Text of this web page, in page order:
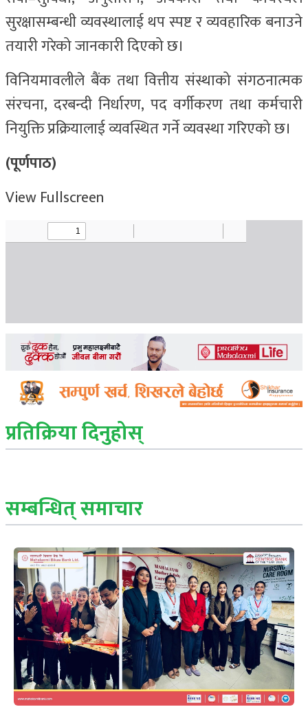
सुरक्षासम्बन्धी व्यवस्थालाई थप स्पष्ट र व्यवहारिक बनाउने
तयारी गरेको जानकारी दिएको छ।
विनियमावलीले बैंक तथा वित्तीय संस्थाको संगठनात्मक
संरचना, दरबन्दी निर्धारण, पद वर्गीकरण तथा कर्मचारी
नियुक्ति प्रक्रियालाई व्यवस्थित गर्ने व्यवस्था गरिएको छ।
(पूर्णपाठ)
View Fullscreen
प्रतिक्रिया दिनुहोस्
सम्बन्धित् समाचार